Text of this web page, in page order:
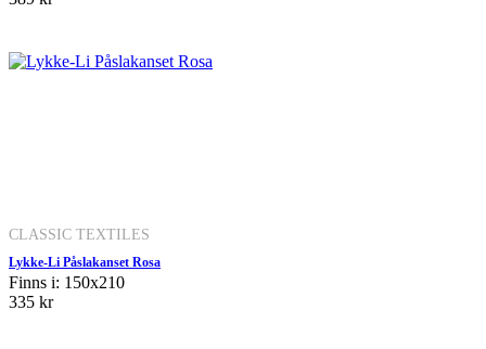
CLASSIC TEXTILES
Lykke-Li Påslakanset Rosa
Finns i: 150x210
335 kr